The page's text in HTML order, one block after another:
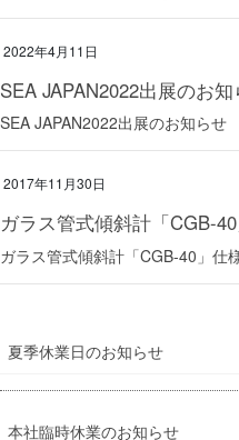
2022年4月11日
SEA JAPAN2022出展のお
SEA JAPAN2022出展のお知らせ
2017年11月30日
ガラス管式傾斜計「CGB-
ガラス管式傾斜計「CGB-40」仕
夏季休業日のお知らせ
本社臨時休業のお知らせ